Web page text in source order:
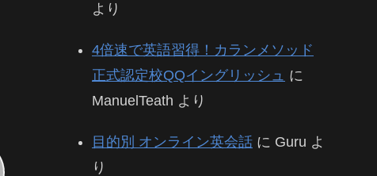
より
4倍速で英語習得！カランメソッド
正式認定校QQイングリッシュ に
ManuelTeath より
目的別 オンライン英会話 に Guru よ
り